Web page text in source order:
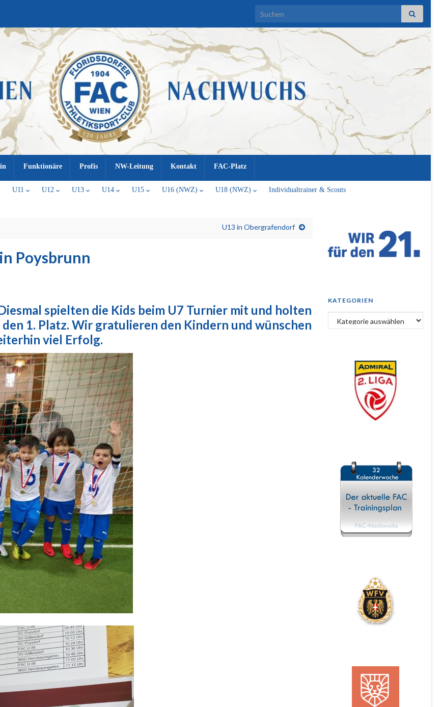
Search for:
Funktionäre Profis NW-Leitung Kontakt FAC-Platz
U11 U12 U13 U14 U15 U16 (NWZ) U18 (NWZ) Individualtrainer & Scouts
U13 in Obergrafendorf
Poysbrunn
spielten die Kids beim U7 Turnier mit und holten
1. Platz. Wir gratulieren den Kindern und wünschen
viel Erfolg.
KATEGORIEN
Kategorien